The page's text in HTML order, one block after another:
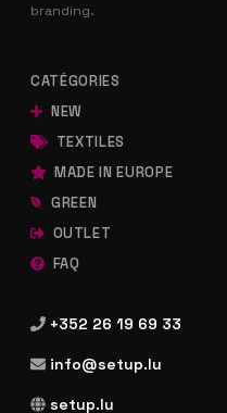
branding.
CATÉGORIES
NEW
TEXTILES
MADE IN EUROPE
GREEN
OUTLET
FAQ
+352 26 19 69 33
info@setup.lu
setup.lu